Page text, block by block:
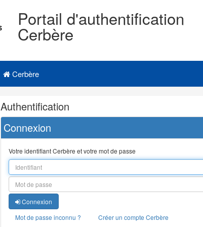
Portail d'authentification
Cerbère
Cerbère
Navigation
et
outils
annexes
Authentification
Connexion
Votre identifiant Cerbère et votre mot de passe
Connexion
Mot de passe inconnu ?
Créer un compte Cerbère